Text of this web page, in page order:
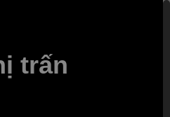
trấn